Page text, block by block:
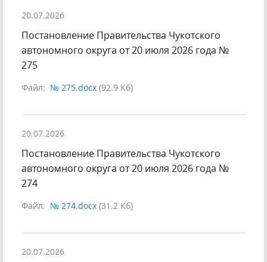
20.07.2026
Постановление Правительства Чукотского
автономного округа от 20 июля 2026 года №
275
Файл: № 275.docx (92.9 Кб)
20.07.2026
Постановление Правительства Чукотского
автономного округа от 20 июля 2026 года №
274
Файл: № 274.docx (31.2 Кб)
20.07.2026